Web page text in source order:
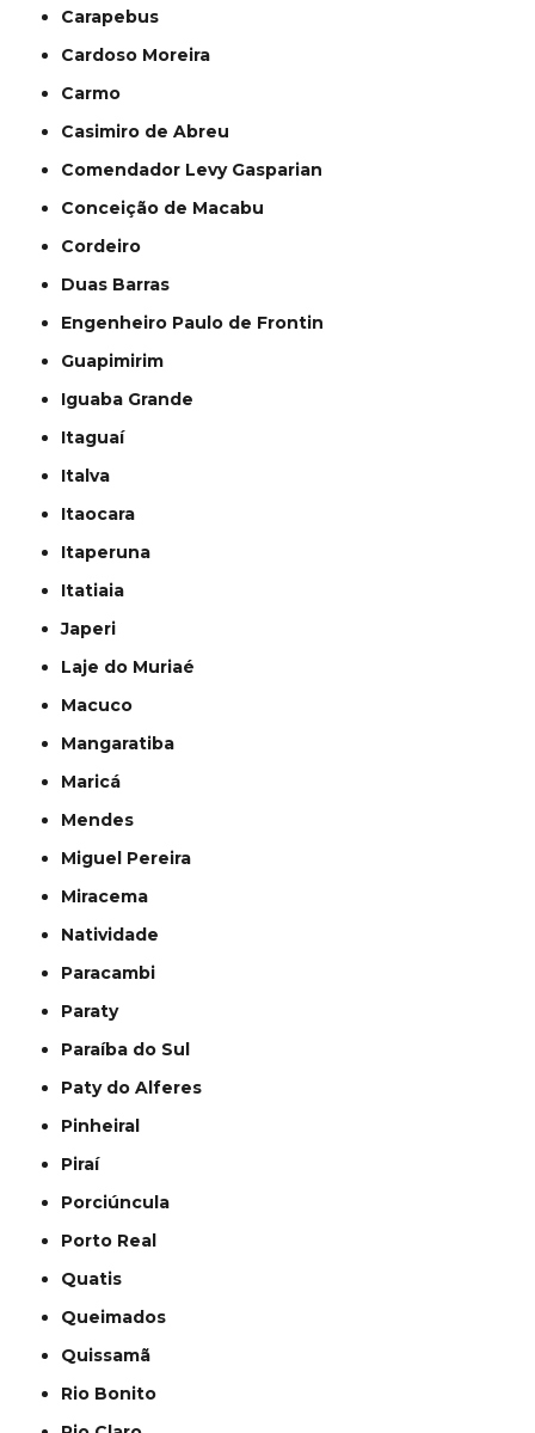
Carapebus
Cardoso Moreira
Carmo
Casimiro de Abreu
Comendador Levy Gasparian
Conceição de Macabu
Cordeiro
Duas Barras
Engenheiro Paulo de Frontin
Guapimirim
Iguaba Grande
Itaguaí
Italva
Itaocara
Itaperuna
Itatiaia
Japeri
Laje do Muriaé
Macuco
Mangaratiba
Maricá
Mendes
Miguel Pereira
Miracema
Natividade
Paracambi
Paraty
Paraíba do Sul
Paty do Alferes
Pinheiral
Piraí
Porciúncula
Porto Real
Quatis
Queimados
Quissamã
Rio Bonito